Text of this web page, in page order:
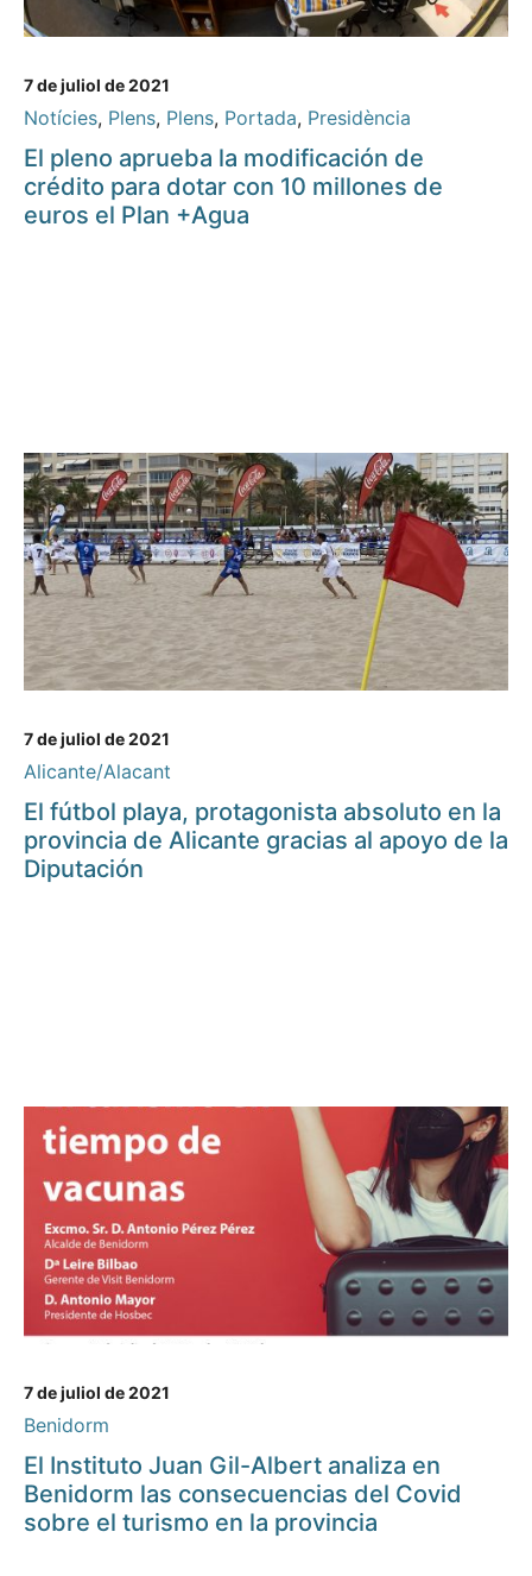
7 de juliol de 2021
Notícies, Plens, Plens, Portada, Presidència
El pleno aprueba la modificación de
crédito para dotar con 10 millones de
euros el Plan +Agua
7 de juliol de 2021
Alicante/Alacant
El fútbol playa, protagonista absoluto en la
provincia de Alicante gracias al apoyo de la
Diputación
7 de juliol de 2021
Benidorm
El Instituto Juan Gil-Albert analiza en
Benidorm las consecuencias del Covid
sobre el turismo en la provincia